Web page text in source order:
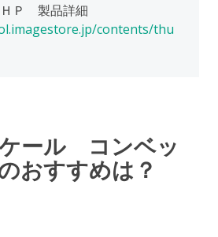
ＨＰ 製品詳細
contents/thu
ール コンベッ
おすすめは？